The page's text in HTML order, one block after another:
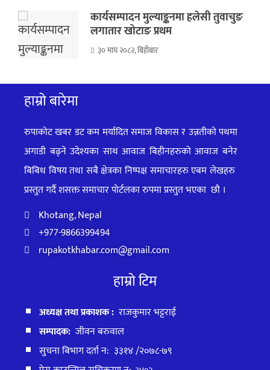
कार्यसम्पादन मुल्याङ्कनमा हलेसी तुवाचुङ
लगातार खोटाङ प्रथम
३० माघ २०८२, बिहीबार
हाम्रो बारेमा
रुपाकोट खबर डट कम मर्यादित समाज विकास र उन्नतीको पथमा
अगाडी बढ्ने उदेश्यका साथ आवाज बिहीनहरुको आवाज बनेर
बिबिध विषय तथा सबै क्षेत्रका निष्पक्ष समाचारहरु एबम लेखहरु
प्रस्तुत गर्दै शसक्त समाचार पोर्टलका रुपमा प्रस्तुतभएका छौ ।
Khotang, Nepal
+977-9866399494
rupakotkhabar.com@gmail.com
हाम्रो टिम
अध्यक्ष तथा प्रकाशक : राजकुमार भट्टराई
सम्पादक:जीवन बरुवाल
सुचना बिभाग दर्ता न: ३३१४ /२०७८-७९